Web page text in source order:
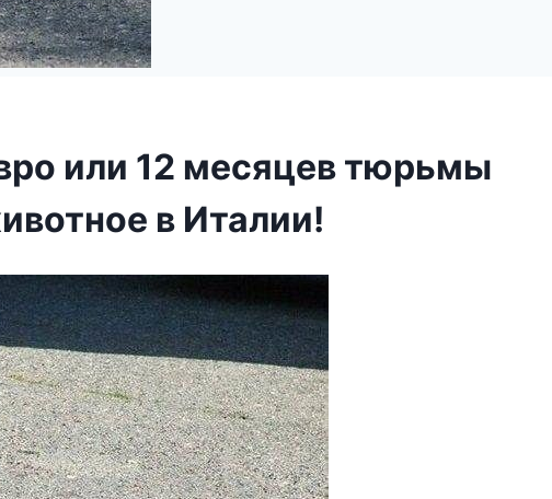
или 12 месяцев тюрьмы
в Италии!